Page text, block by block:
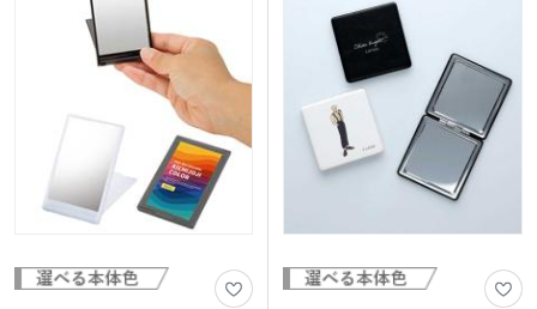
でおしゃれな印象です。エコを意識した
オリジナルグッズ制作にいかがでしょう